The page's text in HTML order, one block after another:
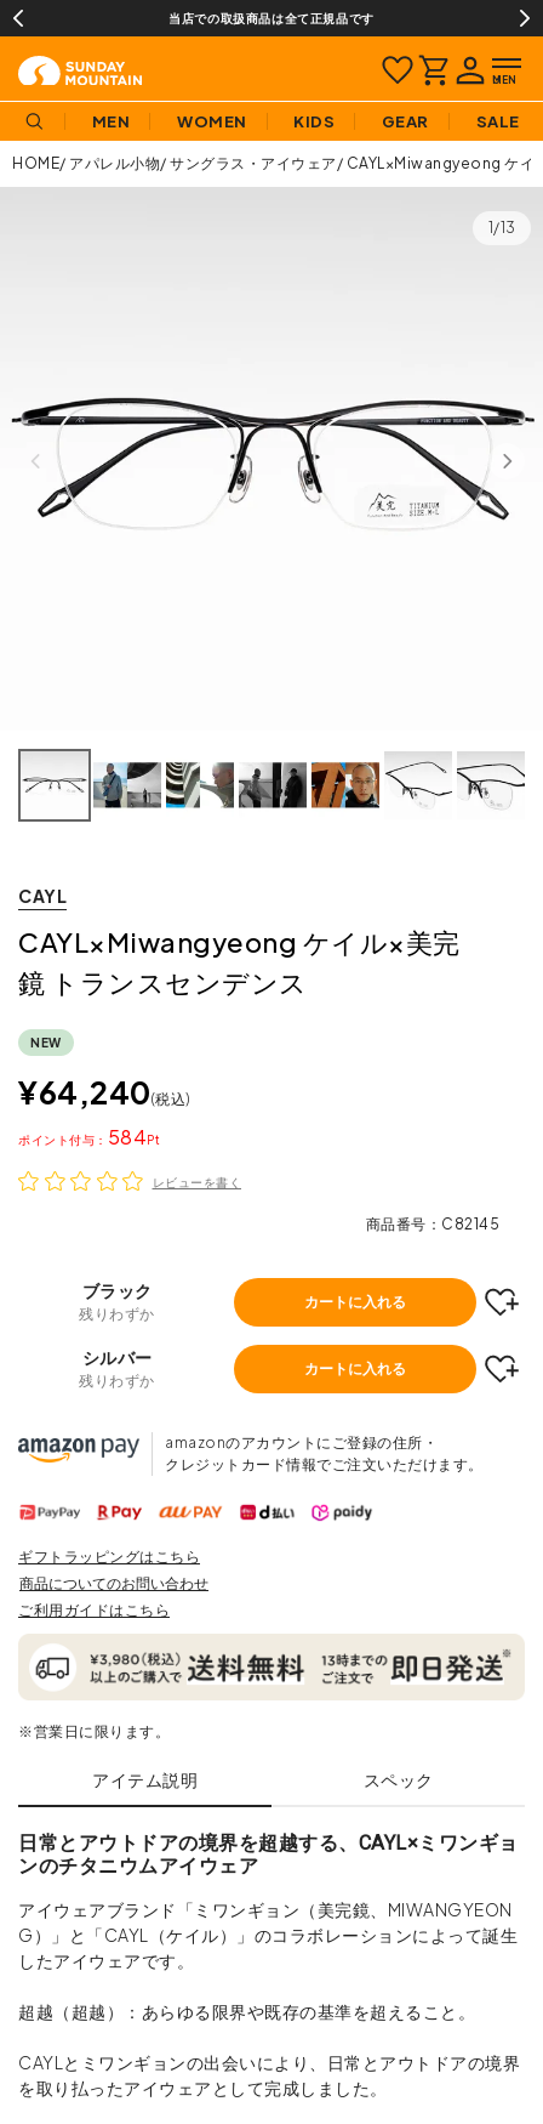
当店での取扱商品は全て正規品です
MEN WOMEN KIDS GEAR SALE
HOME アパレル小物 サングラス・アイウェア CAYL×Miwangyeong ケイ
1/13
CAYL
CAYL×Miwangyeong ケイル×美完
鏡 トランスセンデンス
NEW
¥64,240 税込
584
ポイント
レビューを書く
商品番号 C82145
ブラック
残りわずか
カートに入れる
シルバー
残りわずか
カートに入れる
amazonのアカウントにご登録の住所・
クレジットカード情報でご注文いただけます。
ギフトラッピングはこちら
商品についてのお問い合わせ
ご利用ガイドはこちら
※営業日に限ります。
アイテム説明 スペック
日常とアウトドアの境界を超越する、CAYL×ミワンギョ
ンのチタニウムアイウェア
アイウェアブランド「ミワンギョン（美完鏡、MIWANGYEON
G）」と「CAYL（ケイル）」のコラボレーションによって誕生
したアイウェアです。
超越（超越）：あらゆる限界や既存の基準を超えること。
CAYLとミワンギョンの出会いにより、日常とアウトドアの境界
を取り払ったアイウェアとして完成しました。